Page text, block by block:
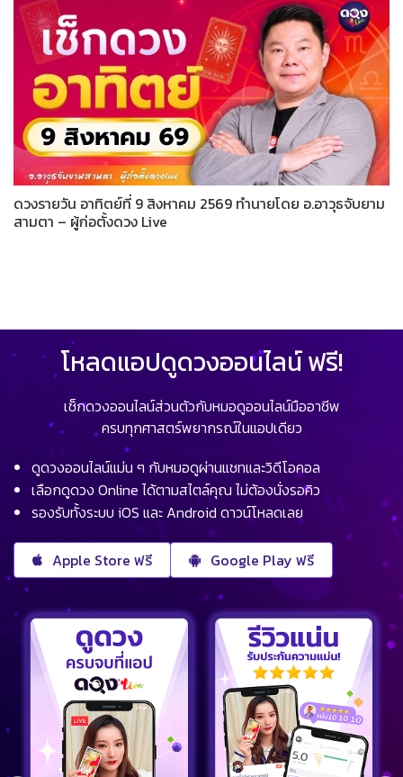
ดวงรายวัน อาทิตย์ที่ 9 สิงหาคม 2569 ทำนายโดย อ.อาวุธจับยาม
สามตา – ผู้ก่อตั้งดวง Live
โหลดแอปดูดวงออนไลน์ ฟรี!
เช็กดวงออนไลน์ส่วนตัวกับหมอดูออนไลน์มืออาชีพ
ครบทุกศาสตร์พยากรณ์ในแอปเดียว
ดูดวงออนไลน์แม่น ๆ กับหมอดูผ่านแชทและวิดีโอคอล
เลือกดูดวง Online ได้ตามสไตล์คุณ ไม่ต้องนั่งรอคิว
รองรับทั้งระบบ iOS และ Android ดาวน์โหลดเลย
Apple Store ฟรี Google Play ฟรี